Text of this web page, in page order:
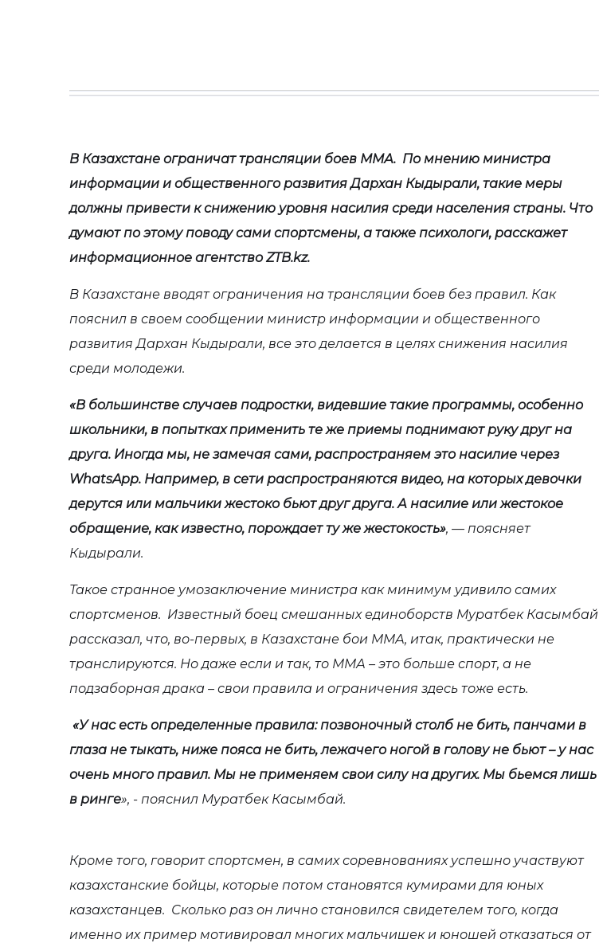
В Казахстане ограничат трансляции боев ММА. По мнению министра
информации и общественного развития Дархан Кыдырали, такие меры
должны привести к снижению уровня насилия среди населения страны. Что
думают по этому поводу сами спортсмены, а также психологи, расскажет
информационное агентствоZTB.kz.
В Казахстане вводят ограничения на трансляции боев без правил. Как
пояснил в своем сообщении министр информации и общественного
развития Дархан Кыдырали, все это делается в целях снижения насилия
среди молодежи.
«В большинстве случаев подростки, видевшие такие программы, особенно
школьники, в попытках применить те же приемы поднимают руку друг на
друга. Иногда мы, не замечая сами, распространяем это насилие через
WhatsApp. Например, в сети распространяются видео, на которых девочки
дерутся или мальчики жестоко бьют друг друга. А насилие или жестокое
обращение, как известно, порождает ту же жестокость», — поясняет
Кыдырали.
Такое странное умозаключение министра как минимум удивило самих
спортсменов. Известный боец смешанных единоборств Муратбек Касымбай
рассказал, что, во-первых, в Казахстане бои ММА, итак, практически не
транслируются. Но даже если и так, то ММА – это больше спорт, а не
подзаборная драка – свои правила и ограничения здесь тоже есть.
«У нас есть определенные правила: позвоночный столб не бить, панчами в
глаза не тыкать, ниже пояса не бить, лежачего ногой в голову не бьют – у нас
очень много правил. Мы не применяем свои силу на других. Мы бьемся лишь
в ринге», - пояснил Муратбек Касымбай.
Кроме того, говорит спортсмен, в самих соревнованиях успешно участвуют
казахстанские бойцы, которые потом становятся кумирами для юных
казахстанцев. Сколько раз он лично становился свидетелем того, когда
именно их пример мотивировал многих мальчишек и юношей отказаться от